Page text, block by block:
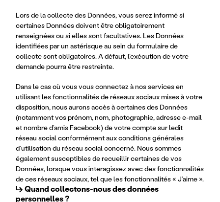
Lors de la collecte des Données, vous serez informé si
certaines Données doivent être obligatoirement
renseignées ou si elles sont facultatives. Les Données
identifiées par un astérisque au sein du formulaire de
collecte sont obligatoires. A défaut, l’exécution de votre
demande pourra être restreinte.
Dans le cas où vous vous connectez à nos services en
utilisant les fonctionnalités de réseaux sociaux mises à votre
disposition, nous aurons accès à certaines des Données
(notamment vos prénom, nom, photographie, adresse e-mail
et nombre d’amis Facebook) de votre compte sur ledit
réseau social conformément aux conditions générales
d’utilisation du réseau social concerné. Nous sommes
également susceptibles de recueillir certaines de vos
Données, lorsque vous interagissez avec des fonctionnalités
de ces réseaux sociaux, tel que les fonctionnalités « J’aime ».
↳ Quand collectons-nous des données
personnelles ?